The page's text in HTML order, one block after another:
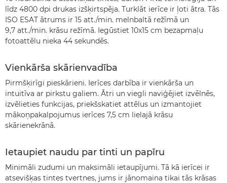
līdz 4800 dpi drukas izšķirtspēja. Turklāt ierīce ir ļoti ātra. Tās
ISO ESAT ātrums ir 15 att./min. melnbaltā režīmā un
9,7 att./min. krāsu režīmā. Iegūstiet 10x15 cm bezapmaļu
fotoattēlu nieka 44 sekundēs.
Vienkārša skārienvadība
Pirmšķirīgi pieskārieni. Ierīces darbība ir vienkārša un
intuitīva ar pirkstu galiem. Ātri un viegli naviģējiet izvēlnēs,
izvēlieties funkcijas, priekšskatiet attēlus un izmantojiet
mākoņpakalpojumus ierīces 7,5 cm lielajā krāsu
skārienekrānā.
Ietaupiet naudu par tinti un papīru
Minimāli zudumi un maksimāli ietaupījumi. Tā kā ierīcei ir
atsevišķas tintes tvertnes, jums ir jānomaina tikai tās krāsas